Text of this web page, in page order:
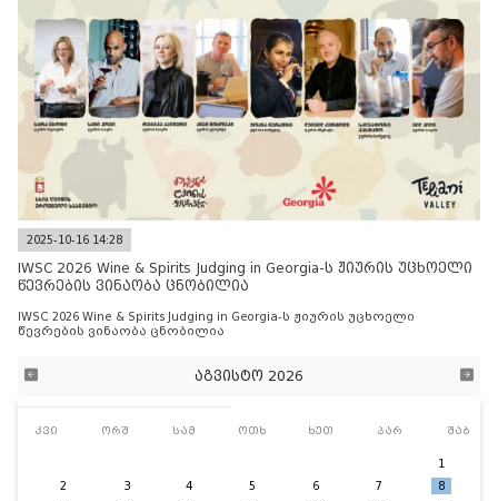
2025-10-16 14:28
IWSC 2026 Wine & Spirits Judging in Georgia-ს ჟიურის უცხოელი
წევრების ვინაობა ცნობილია
IWSC 2026 Wine & Spirits Judging in Georgia-ს ჟიურის უცხოელი
წევრების ვინაობა ცნობილია
აგვისტო 2026
კვი ორშ სამ ოთხ ხუთ პარ შაბ
1
2
3 4 5 6 7
8